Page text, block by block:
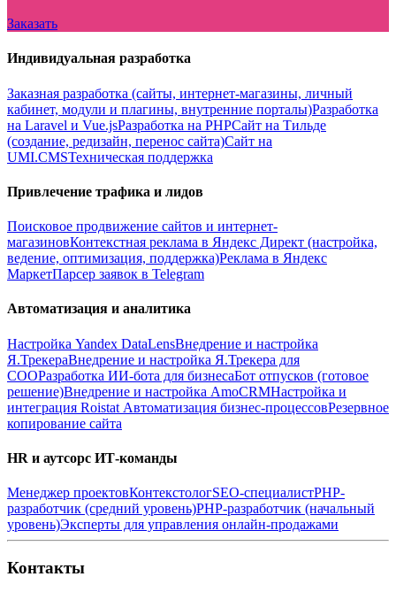
Заказать
Индивидуальная разработка
Заказная разработка (сайты, интернет-магазины, личный
кабинет, модули и плагины, внутренние порталы)Разработка
на Laravel и Vue.jsРазработка на PHPСайт на Тильде
(создание, редизайн, перенос сайта)Сайт на
UMI.CMSТехническая поддержка
Привлечение трафика и лидов
Поисковое продвижение сайтов и интернет-
магазиновКонтекстная реклама в Яндекс Директ (настройка,
ведение, оптимизация, поддержка)Реклама в Яндекс
МаркетПарсер заявок в Telegram
Автоматизация и аналитика
Настройка Yandex DataLensВнедрение и настройка
Я.ТрекераВнедрение и настройка Я.Трекера для
СООРазработка ИИ-бота для бизнесаБот отпусков (готовое
решение)Внедрение и настройка AmoCRMНастройка и
интеграция Roistat Автоматизация бизнес-процессовРезервное
копирование сайта
HR и аутсорс ИТ-команды
Менеджер проектовКонтекстологSEO-специалистPHP-
разработчик (средний уровень)PHP-разработчик (начальный
уровень)Эксперты для управления онлайн-продажами
Контакты